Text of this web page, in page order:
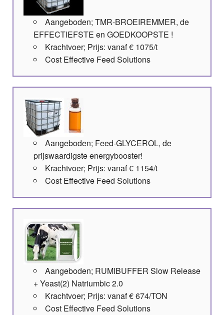
Aangeboden; TMR-BROEIREMMER, de
EFFECTIEFSTE en GOEDKOOPSTE !
Krachtvoer; Prijs: vanaf € 1075/t
Cost Effective Feed Solutions
Aangeboden; Feed-GLYCEROL, de
prijswaardigste energybooster!
Krachtvoer; Prijs: vanaf € 1154/t
Cost Effective Feed Solutions
Aangeboden; RUMIBUFFER Slow Release
+ Yeast(2) Natriumbic 2.0
Krachtvoer; Prijs: vanaf € 674/TON
Cost Effective Feed Solutions